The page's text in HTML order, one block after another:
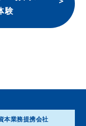
験
本業務提携会社